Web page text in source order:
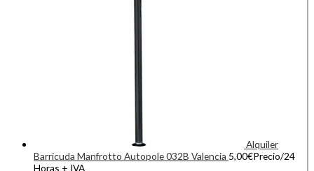
Alquiler
Barricuda Manfrotto Autopole 032B Valencia 5,00€Precio/24
Horas + IVA